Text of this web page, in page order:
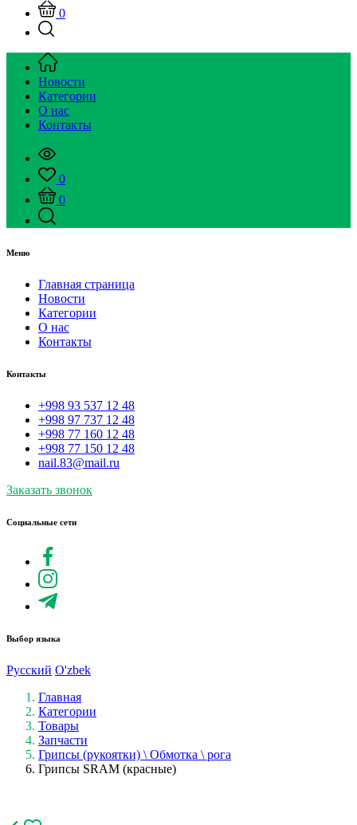
0
Новости
Категории
О нас
Контакты
0
0
Меню
Главная страница
Новости
Категории
О нас
Контакты
Контакты
+998 93 537 12 48
+998 97 737 12 48
+998 77 160 12 48
+998 77 150 12 48
nail.83@mail.ru
Заказать звонок
Социальные сети
Выбор языка
Русский O'zbek
Главная
Категории
Товары
Запчасти
Грипсы (рукоятки) \ Обмотка \ рога
Грипсы SRAM (красные)